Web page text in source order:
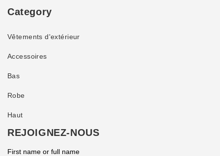
Category
Vêtements d'extérieur
Accessoires
Bas
Robe
Haut
REJOIGNEZ-NOUS
First name or full name